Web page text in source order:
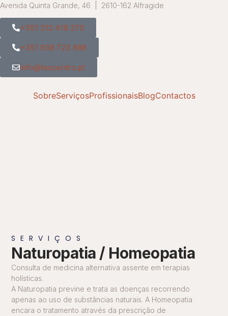
Avenida Quinta Grande, 46 | 2610-162 Alfragide
+351 212 418 270
+351 938 723 888
info@teucentro.pt
SobreServiçosProfissionaisBlogContactos
SERVIÇOS
Naturopatia / Homeopatia
Consulta de medicina alternativa assente em terapias
holísticas.
A Naturopatia previne e trata as doenças recorrendo
apenas ao uso de substâncias naturais. A Homeopatia
encara o tratamento através da prescrição de